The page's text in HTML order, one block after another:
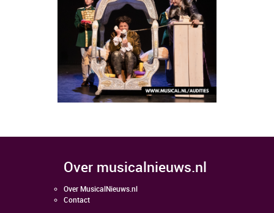
over musicalnieuws.nl
Over MusicalNieuws.nl
Contact